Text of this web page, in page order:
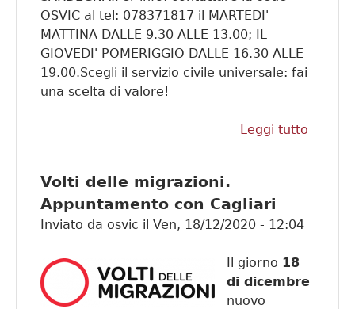
OSVIC al tel: 078371817 il MARTEDI'
MATTINA DALLE 9.30 ALLE 13.00; IL
GIOVEDI' POMERIGGIO DALLE 16.30 ALLE
19.00.Scegli il servizio civile universale: fai
una scelta di valore!
Leggi tutto
Volti delle migrazioni.
Appuntamento con Cagliari
Inviato da osvic il Ven, 18/12/2020 - 12:04
Il giorno 18
di dicembre
nuovo